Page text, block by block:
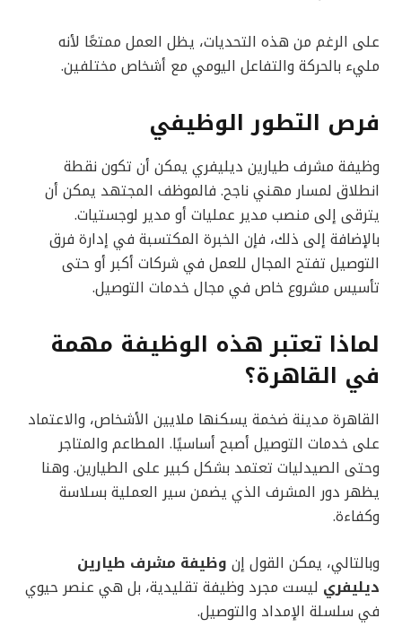
على الرغم من هذه التحديات، يظل العمل ممتعًا لأنه
مليء بالحركة والتفاعل اليومي مع أشخاص مختلفين.
فرص التطور الوظيفي
وظيفة مشرف طيارين ديليفري يمكن أن تكون نقطة
انطلاق لمسار مهني ناجح. فالموظف المجتهد يمكن أن
يترقى إلى منصب مدير عمليات أو مدير لوجستيات.
بالإضافة إلى ذلك، فإن الخبرة المكتسبة في إدارة فرق
التوصيل تفتح المجال للعمل في شركات أكبر أو حتى
تأسيس مشروع خاص في مجال خدمات التوصيل.
لماذا تعتبر هذه الوظيفة مهمة
في القاهرة؟
القاهرة مدينة ضخمة يسكنها ملايين الأشخاص، والاعتماد
على خدمات التوصيل أصبح أساسيًا. المطاعم والمتاجر
وحتى الصيدليات تعتمد بشكل كبير على الطيارين. وهنا
يظهر دور المشرف الذي يضمن سير العملية بسلاسة
وكفاءة.
وبالتالي، يمكن القول إن وظيفة مشرف طيارين
ديليفري ليست مجرد وظيفة تقليدية، بل هي عنصر حيوي
في سلسلة الإمداد والتوصيل.